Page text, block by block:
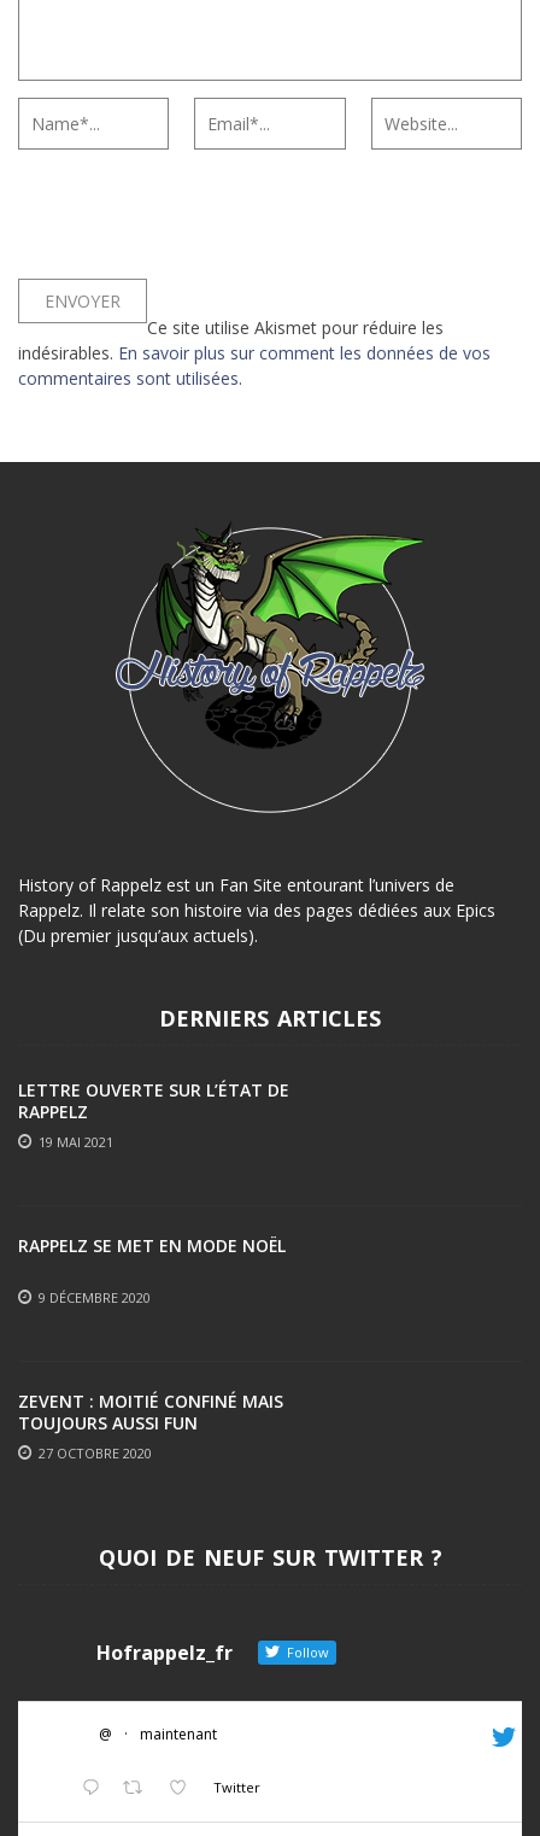
Ce site utilise Akismet pour réduire les
indésirables. En savoir plus sur comment les données de vos
commentaires sont utilisées.
History of Rappelz est un Fan Site entourant l’univers de
Rappelz. Il relate son histoire via des pages dédiées aux Epics
(Du premier jusqu’aux actuels).
DERNIERS ARTICLES
LETTRE OUVERTE SUR L’ÉTAT DE
RAPPELZ
19 MAI 2021
RAPPELZ SE MET EN MODE NOËL
9 DÉCEMBRE 2020
ZEVENT : MOITIÉ CONFINÉ MAIS
TOUJOURS AUSSI FUN
27 OCTOBRE 2020
QUOI DE NEUF SUR TWITTER ?
Hofrappelz_fr Follow
@ · maintenant
Twitter